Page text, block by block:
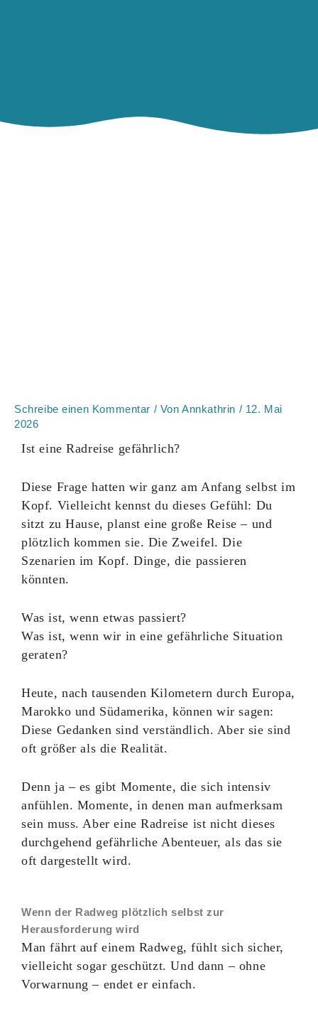
Schreibe einen Kommentar / VonAnnkathrin / 12. Mai
2026
Ist eine Radreise gefährlich?
Diese Frage hatten wir ganz am Anfang selbst im
Kopf. Vielleicht kennst du dieses Gefühl: Du
sitzt zu Hause, planst eine große Reise – und
plötzlich kommen sie. Die Zweifel. Die
Szenarien im Kopf. Dinge, die passieren
könnten.
Was ist, wenn etwas passiert?
Was ist, wenn wir in eine gefährliche Situation
geraten?
Heute, nach tausenden Kilometern durch Europa,
Marokko und Südamerika, können wir sagen:
Diese Gedanken sind verständlich. Aber sie sind
oft größer als die Realität.
Denn ja – es gibt Momente, die sich intensiv
anfühlen. Momente, in denen man aufmerksam
sein muss. Aber eine Radreise ist nicht dieses
durchgehend gefährliche Abenteuer, als das sie
oft dargestellt wird.
Wenn der Radweg plötzlich selbst zur
Herausforderung wird
Man fährt auf einem Radweg, fühlt sich sicher,
vielleicht sogar geschützt. Und dann – ohne
Vorwarnung – endet er einfach.